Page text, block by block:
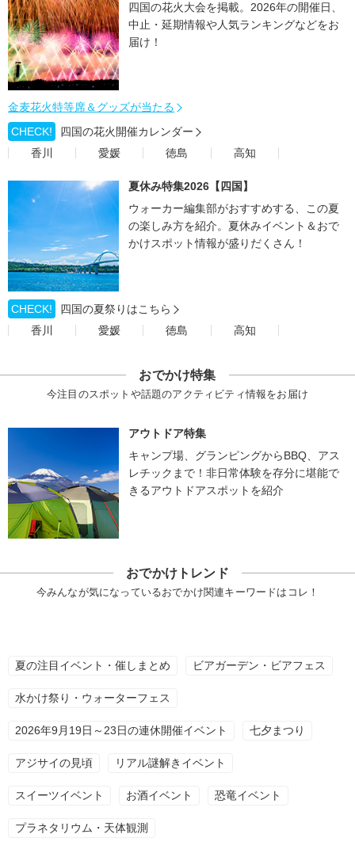
四国の花火大会を掲載。2026年の開催日、
中止・延期情報や人気ランキングなどをお
届け！
金麦花火特等席＆グッズが当たる
CHECK!
四国の花火開催カレンダー
香川
愛媛 徳島 高知
夏休み特集2026【四国】
ウォーカー編集部がおすすめする、この夏
の楽しみ方を紹介。夏休みイベント＆おで
かけスポット情報が盛りだくさん！
CHECK!
四国の夏祭りはこちら
香川
愛媛 徳島 高知
おでかけ特集
今注目のスポットや話題のアクティビティ情報をお届け
アウトドア特集
キャンプ場、グランピングからBBQ、アス
レチックまで！非日常体験を存分に堪能で
きるアウトドアスポットを紹介
おでかけトレンド
今みんなが気になっているおでかけ関連キーワードはコレ！
夏の注目イベント・催しまとめ ビアガーデン・ビアフェス
水かけ祭り・ウォーターフェス
2026年9月19日～23日の連休開催イベント 七夕まつり
アジサイの見頃 リアル謎解きイベント
スイーツイベント お酒イベント 恐竜イベント
プラネタリウム・天体観測